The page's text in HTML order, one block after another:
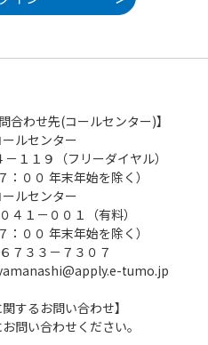
合わせ先(コールセンター)】
ルセンター
１１９（フリーダイヤル）
００ 年末年始を除く）
ルセンター
１－００１（有料）
００ 年末年始を除く）
７３３－７３０７
tumo.jp
するお問い合わせ】
問い合わせください。